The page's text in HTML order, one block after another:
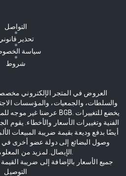
التواصل
تحذير
سياسة
شروط
العروض في المتجر الإلكتروني مخصصة
الفنية وتغييرات الأسعار والأخطاء. يقوم
وصول البضائع إلى دولة عضو أخرى في
التوصيل